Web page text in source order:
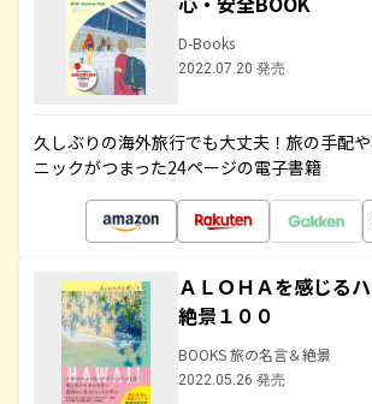
D-Books
2022.07.20 発売
久しぶりの海外旅行でも大丈夫！旅の手配
ニックがつまった24ページの電子書籍
ＡＬＯＨＡを感じる
絶景１００
BOOKS 旅の名言＆絶景
2022.05.26 発売